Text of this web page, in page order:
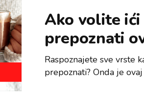
Ako volite ići
prepoznati
Raspoznajete sve vrste
prepoznati? Onda je